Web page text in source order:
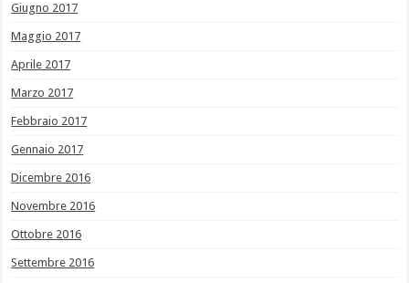
Giugno 2017
Maggio 2017
Aprile 2017
Marzo 2017
Febbraio 2017
Gennaio 2017
Dicembre 2016
Novembre 2016
Ottobre 2016
Settembre 2016